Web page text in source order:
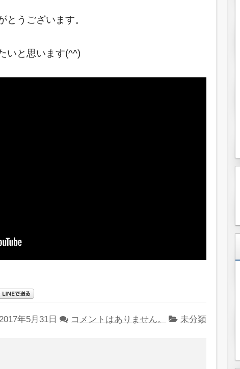
とうございます。
いと思います(^^)
2017年5月31日 コメントはありません。 未分類